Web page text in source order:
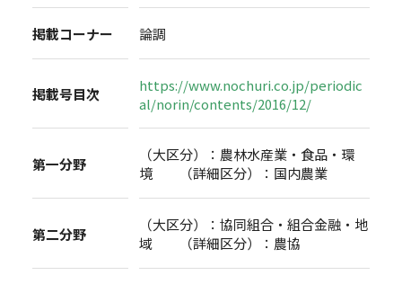
掲載コーナー 論調
掲載号目次
https://www.nochuri.co.jp/periodic
al/norin/contents/2016/12/
第一分野
（大区分）：農林水産業・食品・環
境 （詳細区分）：国内農業
第二分野
（大区分）：協同組合・組合金融・地
域 （詳細区分）：農協